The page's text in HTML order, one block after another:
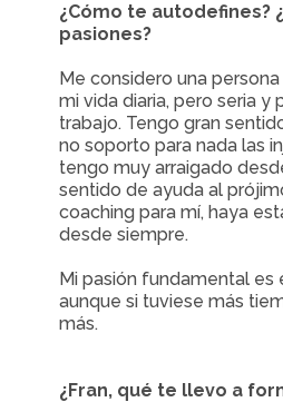
¿Cómo te autodefines?
pasiones?
Me considero una
mi vida diaria, pero seria y
trabajo. Tengo gran
no soporto para nada las
tengo muy arraigado
sentido de ayuda al
coaching para mí, haya
desde siempre.
Mi pasión fundamental es
aunque si tuviese más
más.
¿Fran, qué te llevo a